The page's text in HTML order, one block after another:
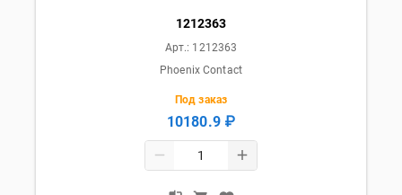
1212363
Арт.: 1212363
Phoenix Contact
Под заказ
10180.9 ₽